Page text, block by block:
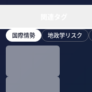
国際情勢 地政学リスク